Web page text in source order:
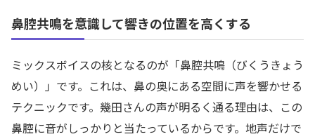
鼻腔共鳴を意識して響きの位置を高くする
ミックスボイスの核となるのが「鼻腔共鳴（びくうきょう
めい）」です。これは、鼻の奥にある空間に声を響かせる
テクニックです。幾田さんの声が明るく通る理由は、この
鼻腔に音がしっかりと当たっているからです。地声だけで